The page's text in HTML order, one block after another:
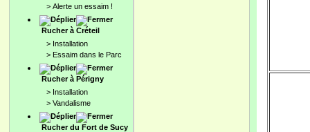
> Alerte un essaim !
Rucher à Créteil
> Installation
> Essaim dans le Parc
Rucher à Périgny
> Installation
> Vandalisme
Rucher du Fort de Sucy